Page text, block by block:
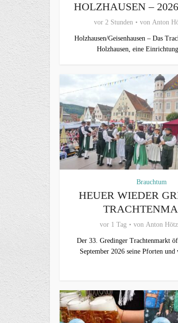
HOLZHAUSEN –
vor 2 Stunden von Anton
Holzhausen/Geisenhausen – Das
Holzhausen, eine
Brauchtum
HEUER WIEDER
vor 1 Tag von Anton
Der 33. Gredinger Trachtenmarkt
September 2026 seine Pforten